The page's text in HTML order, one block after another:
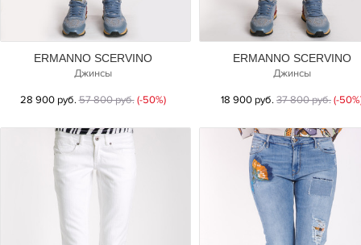
ERMANNO SCERVINO
Джинсы
28 900 руб.57 800 руб. (-50%)
ERMANNO SCERVINO
Джинсы
18 900 руб.37 800 руб.(-